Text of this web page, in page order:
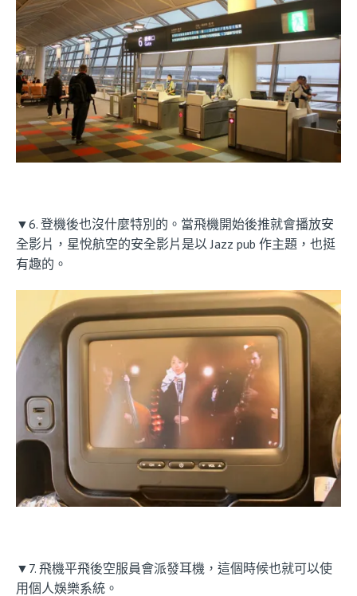
▼6. 登機後也沒什麼特別的。當飛機開始後推就會播放安
全影片，星悅航空的安全影片是以 Jazz pub 作主題，也挺
有趣的。
▼7. 飛機平飛後空服員會派發耳機，這個時候也就可以使
用個人娛樂系統。